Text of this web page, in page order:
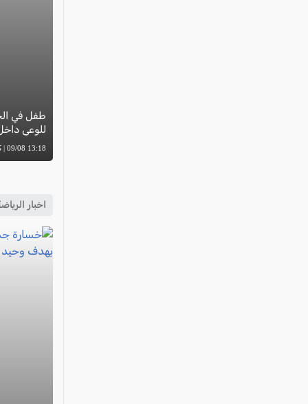
طفل في
للوعي
13:18 09/08 | كل العرب
اخبار